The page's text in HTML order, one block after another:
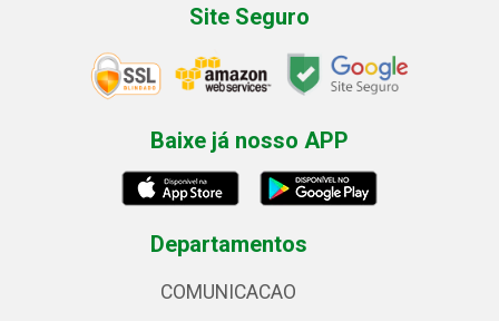
Site Seguro
Baixe já nosso APP
Departamentos
COMUNICACAO